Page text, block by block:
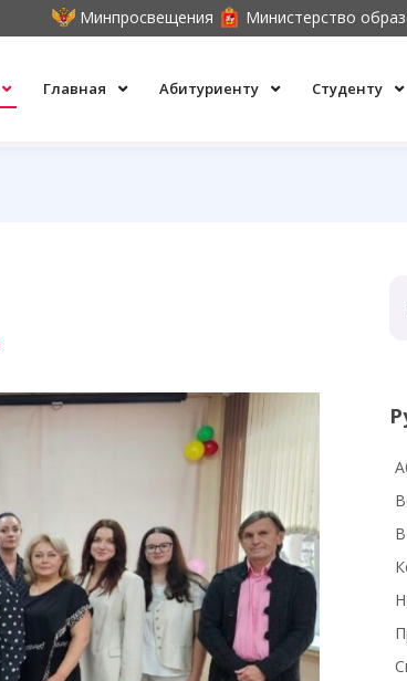
Минпросвещения Министерство
Главная Абитуриенту Студенту